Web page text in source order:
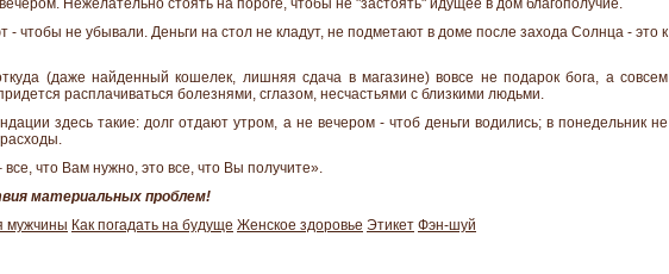
Нежелательно стоять на пороге, чтобы не "застоять" идущее в дом благополучие.
- чтобы не убывали. Деньги на стол не кладут, не подметают в доме после захода Солнца - это к
(даже найденный кошелек, лишняя сдача в магазине) вовсе не подарок бога, а совсем
расплачиваться болезнями, сглазом, несчастьями с близкими людьми.
здесь такие: долг отдают утром, а не вечером - чтоб деньги водились; в понедельник не
что Вам нужно, это все, что Вы получите».
материальных проблем!
мужчины Как погадать на будуще Женское здоровье Этикет Фэн-шуй